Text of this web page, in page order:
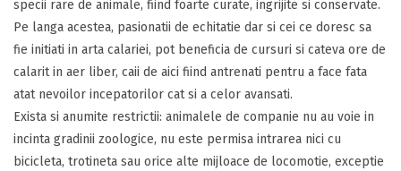
specii rare de animale, fiind foarte curate, ingrijite si conservate.
Pe langa acestea, pasionatii de echitatie dar si cei ce doresc sa
fie initiati in arta calariei, pot beneficia de cursuri si cateva ore de
calarit in aer liber, caii de aici fiind antrenati pentru a face fata
atat nevoilor incepatorilor cat si a celor avansati.
Exista si anumite restrictii: animalele de companie nu au voie in
incinta gradinii zoologice, nu este permisa intrarea nici cu
bicicleta, trotineta sau orice alte mijloace de locomotie, exceptie